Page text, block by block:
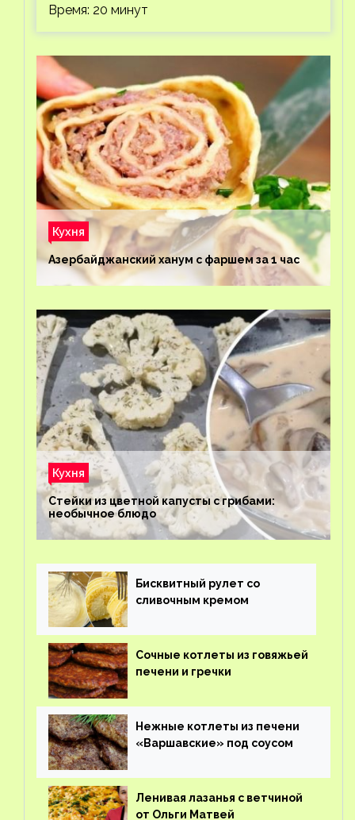
Время: 20 минут
Кухня
Азербайджанский ханум с фаршем за 1 час
Кухня
Стейки из цветной капусты с грибами:
необычное блюдо
Бисквитный рулет со
сливочным кремом
Сочные котлеты из говяжьей
печени и гречки
Нежные котлеты из печени
«Варшавские» под соусом
Ленивая лазанья с ветчиной
от Ольги Матвей